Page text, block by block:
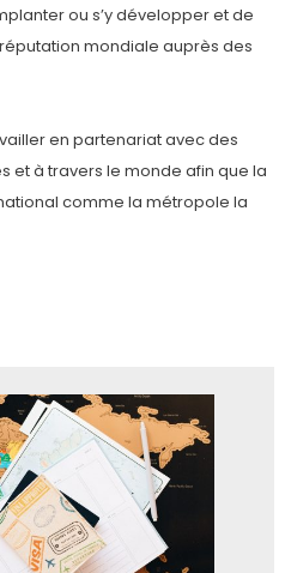
ou s’y développer et de
mondiale auprès des
en partenariat avec des
et à travers le monde afin que la
comme la métropole la